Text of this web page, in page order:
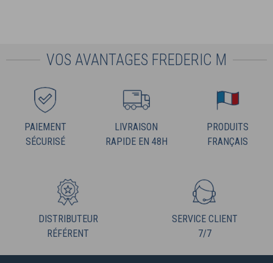
VOS AVANTAGES FREDERIC M
PAIEMENT
SÉCURISÉ
LIVRAISON
RAPIDE EN 48H
PRODUITS
FRANÇAIS
DISTRIBUTEUR
RÉFÉRENT
SERVICE CLIENT
7/7